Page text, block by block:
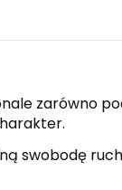
zarówno
swobodę